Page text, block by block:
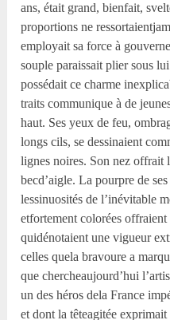
ans, était grand, bienfait,
proportions ne
employait sa force à
souple paraissait plier sous
possédait ce charme
traits communique à de
haut. Ses yeux de feu,
longs cils, se dessinaient
lignes noires. Son nez offrait
becd’aigle. La pourpre de
lessinuosités de l’inévitable
etfortement colorées offraient
quidénotaient une vigueur
celles quela bravoure a
que chercheaujourd’hui
un des héros dela France
et dont la têteagitée